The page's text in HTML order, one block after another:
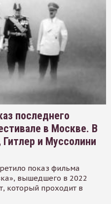
последнего
в Москве. В
и Муссолини
показ фильма
вышедшего в 2022
который проходит в